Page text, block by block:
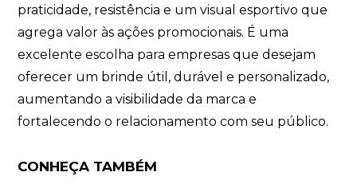
praticidade, resistência e um visual esportivo que
agrega valor às ações promocionais. É uma
excelente escolha para empresas que desejam
oferecer um brinde útil, durável e personalizado,
aumentando a visibilidade da marca e
fortalecendo o relacionamento com seu público.
CONHEÇA TAMBÉM